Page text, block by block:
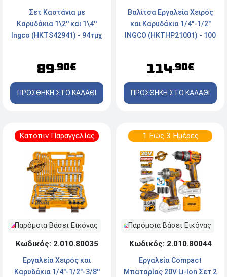
Σετ Καστάνια με
Καρυδάκια 1\2'' και 1\4''
Ingco (HKTS42941) - 94τμχ
89.90€
ΠΡΟΣΘΗΚΗ ΣΤΟ ΚΑΛΑΘΙ
Βαλίτσα Εργαλεία Χειρός
και Καρυδάκια 1/4"-1/2"
INGCO (HKTHP21001) - 100
114.90€
ΠΡΟΣΘΗΚΗ ΣΤΟ ΚΑΛΑΘΙ
Κατόπιν Παραγγελίας
Παρόμοια Βάσει Εικόνας
Κωδικός: 2.010.80035
Εργαλεία Χειρός και
Καρυδάκια 1/4"-1/2"-3/8''
1 Εώς 3 Ημέρες
Παρόμοια Βάσει Εικόνας
Κωδικός: 2.010.80044
Εργαλεία Compact
Μπαταρίας 20V Li-Ion Σετ 2